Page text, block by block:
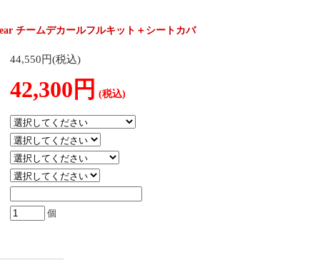
チームデカールフルキット＋シートカバ
44,550円(税込)
42,300円 (税込)
個